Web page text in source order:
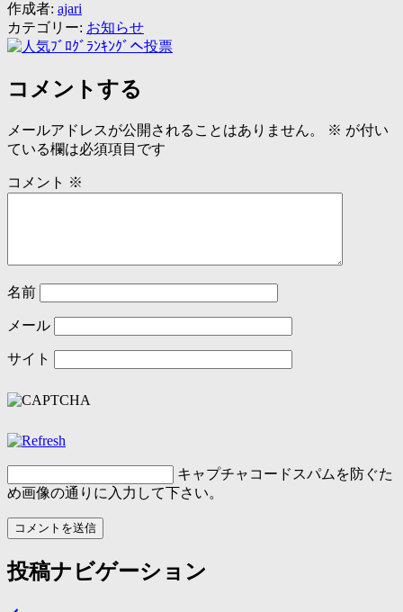
作成者: ajari
カテゴリー: お知らせ
コメントする
メールアドレスが公開されることはありません。 ※ が付い
ている欄は必須項目です
コメント ※
名前
メール
サイト
キャプチャコード スパムを防ぐた
め画像の通りに入力して下さい。
投稿ナビゲーション